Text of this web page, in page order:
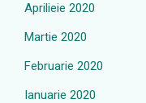
Aprilieie 2020
Martie 2020
Februarie 2020
Ianuarie 2020